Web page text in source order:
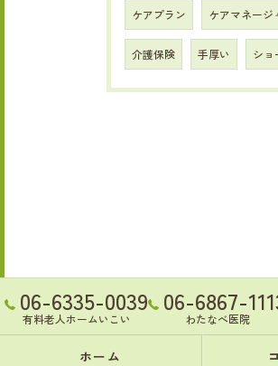
ケアプラン ケアマネージ
介護保険 手厚い ショ
06-6335-0039
有料老人ホームいこい
06-6867-
わたなべ医院
ホーム